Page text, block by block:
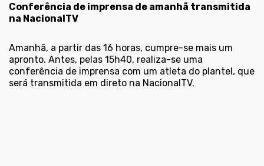
Conferência de imprensa de amanhã transmitida
na NacionalTV
Amanhã, a partir das 16 horas, cumpre-se mais um
apronto. Antes, pelas 15h40, realiza-se uma
conferência de imprensa com um atleta do plantel, que
será transmitida em direto na NacionalTV.